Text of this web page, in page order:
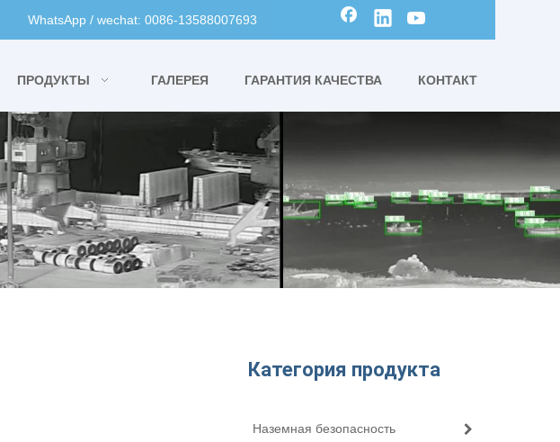
WhatsApp / wechat: 0086-13588007693
ПРОДУКТЫ ГАЛЕРЕЯ ГАРАНТИЯ КАЧЕСТВА КОНТАКТ
Категория продукта
Наземная безопасность